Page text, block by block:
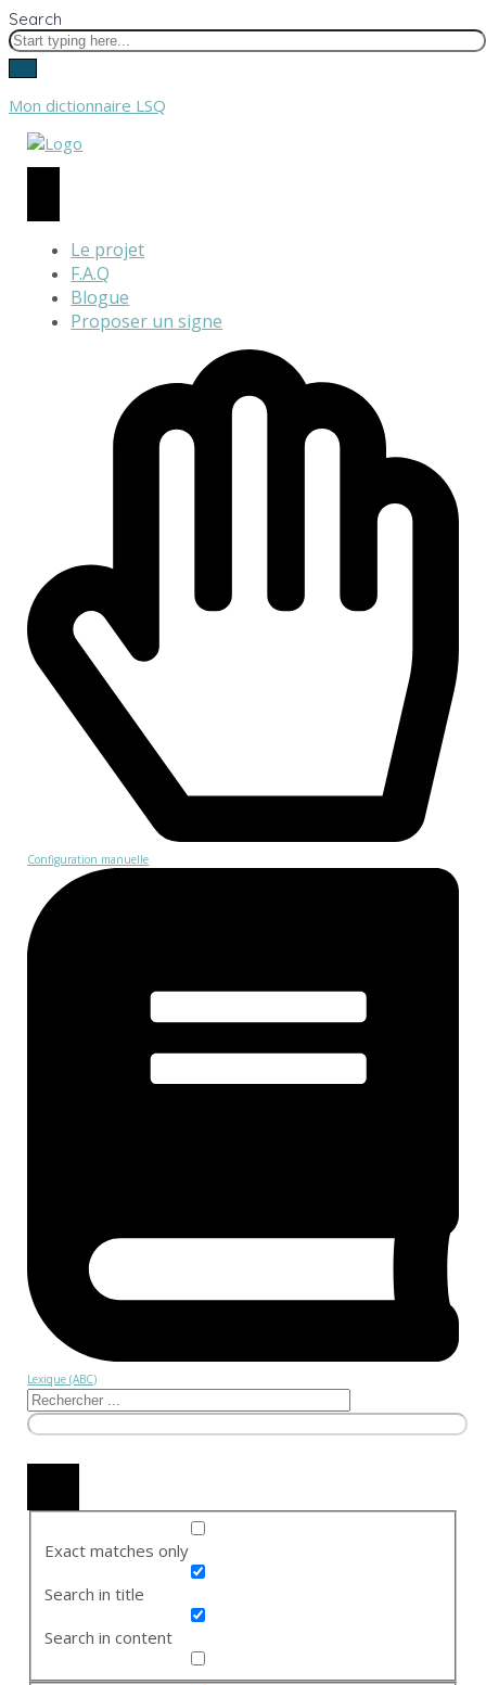
Search
Mon dictionnaire LSQ
Le projet
F.A.Q
Blogue
Proposer un signe
Configuration manuelle
Lexique (ABC)
Exact matches only
Search in title
Search in content